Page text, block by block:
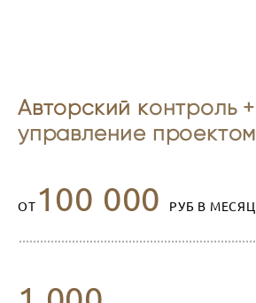
Авторский контроль +
управление проектом
ОТ 100 000 РУБ В МЕСЯЦ